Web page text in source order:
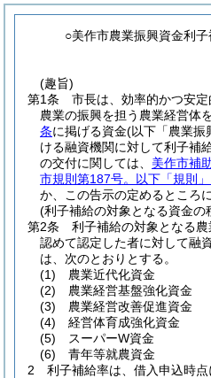
○美作市農業振興資金利
(趣旨)
第1条
市長は、効率的かつ安
農業の振興を担う農業経営体
条に掲げる資金(以下「農業振
ける融資機関に対して利子補
の交付に関しては、 美作市補
市規則第187号。以下「規則
か、この告示の定めるところに
(利子補給の対象となる資金の
第2条
利子補給の対象となる
認めて認定した者に対して融
は、次のとおりとする。
(1)
農業近代化資金
(2)
農業経営基盤強化資金
(3)
農業経営改善促進資金
(4)
経営体育成強化資金
(5)
スーパーW資金
(6)
青年等就農資金
2
利子補給率は、借入申込時